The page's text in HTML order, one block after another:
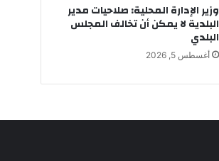
وزير الإدارة المحلية: صلاحيات مدير
البلدية لا يمكن أن تخالف المجلس
البلدي
أغسطس 5, 2026